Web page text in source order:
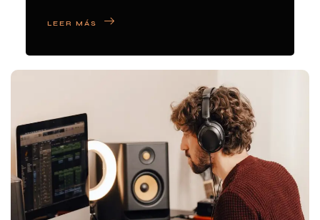
LEER MÁS